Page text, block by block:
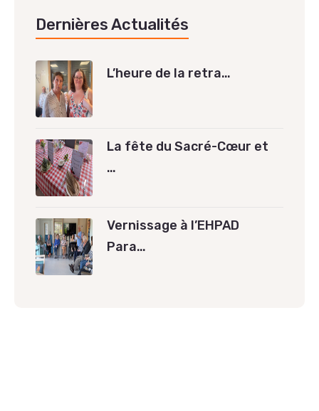
Dernières Actualités
L’heure de la retra…
La fête du Sacré-Cœur et
…
Vernissage à l’EHPAD
Para…